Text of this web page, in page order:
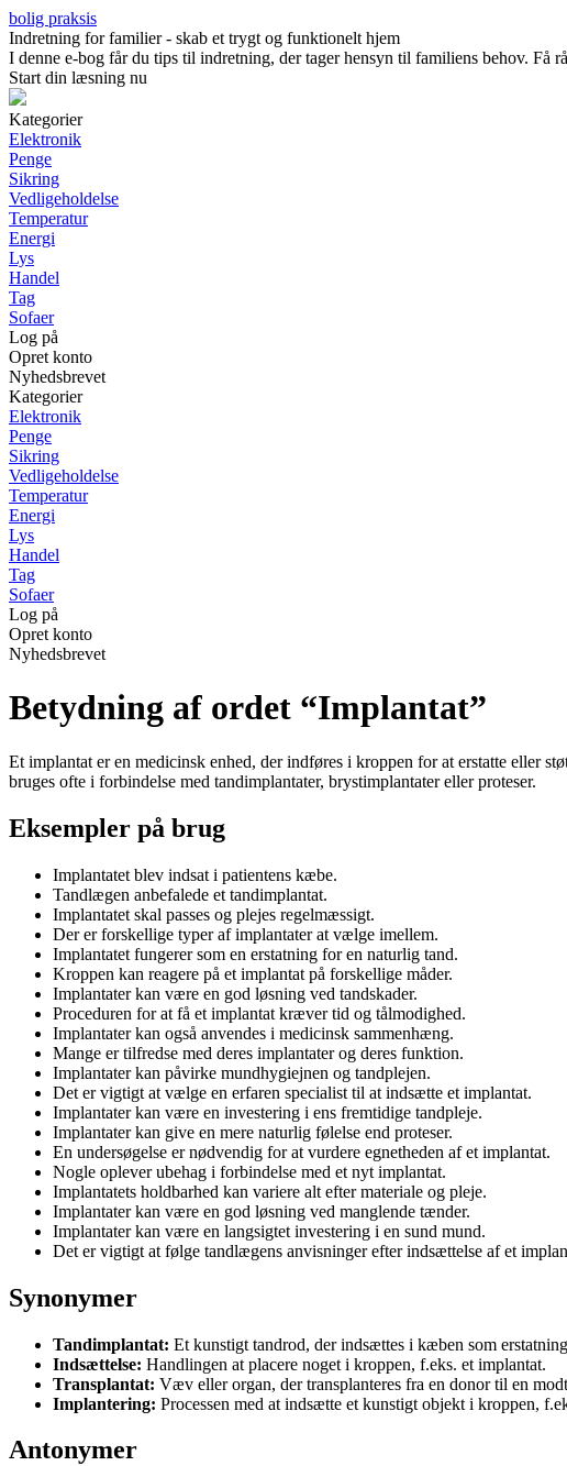
bolig praksis
Indretning for familier - skab et trygt og funktionelt hjem
I denne e-bog får du tips til indretning, der tager hensyn til familiens behov. Få
Start din læsning nu
Kategorier
Elektronik
Penge
Sikring
Vedligeholdelse
Temperatur
Energi
Lys
Handel
Tag
Sofaer
Log på
Opret konto
Nyhedsbrevet
Kategorier
Elektronik
Penge
Sikring
Vedligeholdelse
Temperatur
Energi
Lys
Handel
Tag
Sofaer
Log på
Opret konto
Nyhedsbrevet
Betydning af ordet “Implantat”
Et implantat er en medicinsk enhed, der indføres i kroppen for at erstatte eller
bruges ofte i forbindelse med tandimplantater, brystimplantater eller proteser.
Eksempler på brug
Implantatet blev indsat i patientens kæbe.
Tandlægen anbefalede et tandimplantat.
Implantatet skal passes og plejes regelmæssigt.
Der er forskellige typer af implantater at vælge imellem.
Implantatet fungerer som en erstatning for en naturlig tand.
Kroppen kan reagere på et implantat på forskellige måder.
Implantater kan være en god løsning ved tandskader.
Proceduren for at få et implantat kræver tid og tålmodighed.
Implantater kan også anvendes i medicinsk sammenhæng.
Mange er tilfredse med deres implantater og deres funktion.
Implantater kan påvirke mundhygiejnen og tandplejen.
Det er vigtigt at vælge en erfaren specialist til at indsætte et implantat.
Implantater kan være en investering i ens fremtidige tandpleje.
Implantater kan give en mere naturlig følelse end proteser.
En undersøgelse er nødvendig for at vurdere egnetheden af et implantat.
Nogle oplever ubehag i forbindelse med et nyt implantat.
Implantatets holdbarhed kan variere alt efter materiale og pleje.
Implantater kan være en god løsning ved manglende tænder.
Implantater kan være en langsigtet investering i en sund mund.
Det er vigtigt at følge tandlægens anvisninger efter indsættelse af et
Synonymer
Tandimplantat: Et kunstigt tandrod, der indsættes i kæben som
Indsættelse: Handlingen at placere noget i kroppen, f.eks. et implantat.
Transplantat: Væv eller organ, der transplanteres fra en donor til en
Implantering: Processen med at indsætte et kunstigt objekt i kroppen,
Antonymer